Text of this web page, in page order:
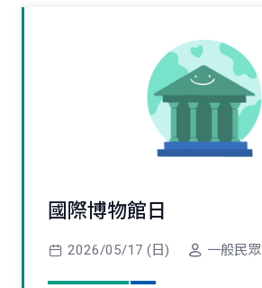
國際博物館日
2026/05/17 (日) 一般民眾